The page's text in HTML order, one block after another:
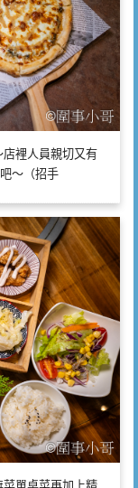
裡人員親切又有
～（招手